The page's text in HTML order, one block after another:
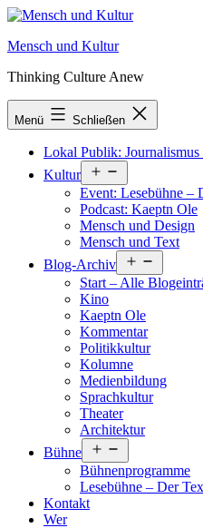
Zum
springen
Mensch und Kultur
Thinking Culture Anew
Menü Schließen
Lokal Publik: Journalismus
Kultur
öffnen
Event: Lesebühne –
Podcast: Kaeptn Ole
Mensch und Design
Mensch und Text
Blog-Archiv
öffnen
Start – Alle
Kino
Kaeptn Ole
Kommentar
Politikkultur
Kolumne
Medienbildung
Sprachkultur
Theater
Architektur
Bühne
öffnen
Bühnenprogramme
Lesebühne – Der
Kontakt
Wer